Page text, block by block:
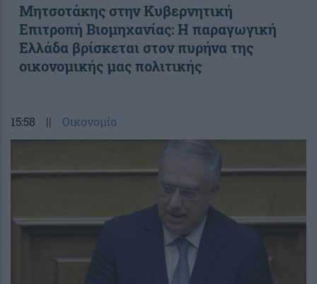
Μητσοτάκης στην Κυβερνητική
Επιτροπή Βιομηχανίας: Η παραγωγική
Ελλάδα βρίσκεται στον πυρήνα της
οικονομικής μας πολιτικής
15:58 || Οικονομία